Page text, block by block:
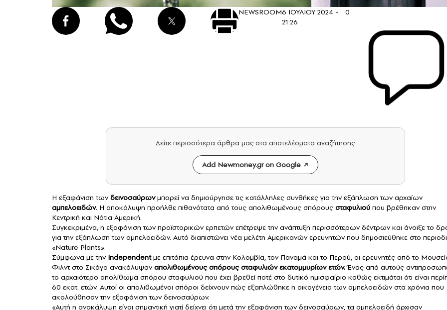
NEWSROOM6 ΙΟΥΛΙΟΥ 2024 -
21:26
0
Δείτε περισσότερα άρθρα μας στα αποτελέσματα αναζήτησης
Add Newmoney.gr on Google
H εξαφάνιση τωνδεινοσαύρωνμπορεί να δημιούργησε τις κατάλληλες συνθήκες για την εξάπλωση των αρχαίων
αμπελοειδών. Η αποκάλυψη προήλθε πιθανότατα από τους απολιθωμένους σπόρους σταφυλιού που βρέθηκαν στην
Κεντρική και Νότια Αμερική.
Συγκεκριμένα, η εξαφάνιση των προϊστορικών ερπετών επέτρεψε την ανάπτυξη περισσότερων δέντρων και άνοιξε το
για την εξάπλωση των αμπελοειδών. Αυτό διαπιστώνει νέα μελέτη Αμερικανών ερευνητών που δημοσιεύθηκε στο
«Nature Plants».
Σύμφωνα με τηνIndependent με επιτόπια έρευνα στην Κολομβία, τον Παναμά και το Περού, οι ερευνητές από το
Φιλντ στο Σικάγο ανακάλυψαναπολιθωμένους σπόρους σταφυλιών εκατομμυρίων ετών.Ένας από αυτούς
το αρχαιότερο απολίθωμα σπόρου σταφυλιού που έχει βρεθεί ποτέ στο δυτικό ημισφαίριο καθώς εκτιμάται ότι είναι
60 εκατ. ετών. Αυτοί οι απολιθωμένοι σπόροι δείχνουν πώς εξαπλώθηκε η οικογένεια των αμπελοειδών στα χρόνια που
ακολούθησαν την εξαφάνιση των δεινοσαύρων.
«Αυτή η ανακάλυψη είναι σημαντική γιατί δείχνει ότι μετά την εξαφάνιση των δεινοσαύρων, τα αμπελοειδή άρχισαν